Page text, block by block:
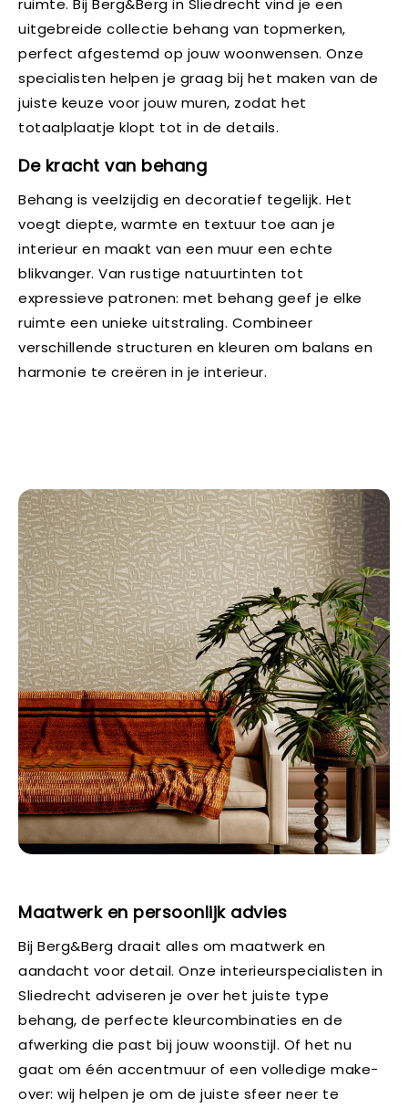
ruimte. Bij Berg&Berg in Sliedrecht vind je een
uitgebreide collectie behang van topmerken,
perfect afgestemd op jouw woonwensen. Onze
specialisten helpen je graag bij het maken van de
juiste keuze voor jouw muren, zodat het
totaalplaatje klopt tot in de details.
De kracht van behang
Behang is veelzijdig en decoratief tegelijk. Het
voegt diepte, warmte en textuur toe aan je
interieur en maakt van een muur een echte
blikvanger. Van rustige natuurtinten tot
expressieve patronen: met behang geef je elke
ruimte een unieke uitstraling. Combineer
verschillende structuren en kleuren om balans en
harmonie te creëren in je interieur.
Maatwerk en persoonlijk advies
Bij Berg&Berg draait alles om maatwerk en
aandacht voor detail. Onze interieurspecialisten in
Sliedrecht adviseren je over het juiste type
behang, de perfecte kleurcombinaties en de
afwerking die past bij jouw woonstijl. Of het nu
gaat om één accentmuur of een volledige make-
over: wij helpen je om de juiste sfeer neer te